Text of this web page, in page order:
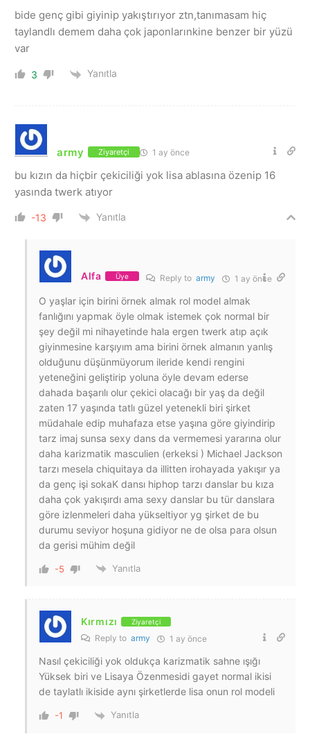
bide genç gibi giyinip yakıştırıyor ztn,tanımasam hiç
taylandlı demem daha çok japonlarınkine benzer bir yüzü
var
3 Yanıtla
army Ziyaretçi 1 ay önce
bu kızın da hiçbir çekiciliği yok lisa ablasına özenip 16
yasında twerk atıyor
-13 Yanıtla
Alfa Üye Reply to army 1 ay önce
O yaşlar için birini örnek almak rol model almak
fanlığını yapmak öyle olmak istemek çok normal bir
şey değil mi nihayetinde hala ergen twerk atıp açık
giyinmesine karşıyım ama birini örnek almanın yanlış
olduğunu düşünmüyorum ileride kendi rengini
yeteneğini geliştirip yoluna öyle devam ederse
dahada başarılı olur çekici olacağı bir yaş da değil
zaten 17 yaşında tatlı güzel yetenekli biri şirket
müdahale edip muhafaza etse yaşına göre giyindirip
tarz imaj sunsa sexy dans da vermemesi yararına olur
daha karizmatik masculien (erkeksi ) Michael Jackson
tarzı mesela chiquitaya da illitten irohayada yakışır ya
da genç işi sokaK dansı hiphop tarzı danslar bu kıza
daha çok yakışırdı ama sexy danslar bu tür danslara
göre izlenmeleri daha yükseltiyor yg şirket de bu
durumu seviyor hoşuna gidiyor ne de olsa para olsun
da gerisi mühim değil
-5 Yanıtla
Kırmızı Ziyaretçi
Reply to army 1 ay önce
Nasıl çekiciliği yok oldukça karizmatik sahne ışığı
Yüksek biri ve Lisaya Özenmesidi gayet normal ikisi
de taylatlı ikiside aynı şirketlerde lisa onun rol modeli
-1 Yanıtla